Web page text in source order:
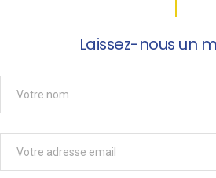
Laissez-nous un